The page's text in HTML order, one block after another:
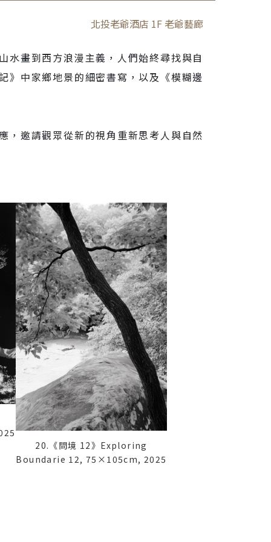
北投老爺酒店 1F 老爺藝廊
水畫到西方浪漫主義，人們始終尋找與自
》中家鄉地景的細密書寫，以及《模糊邊
，邀請觀眾從新的視角重新思考人與自然
20.《問境 12》Exploring
Boundarie 12, 75×105cm, 2025